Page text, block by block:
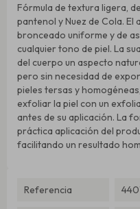
Fórmula de textura ligera,
pantenol y Nuez de Cola.
bronceado uniforme y de
cualquier tono de piel. La
del cuerpo un aspecto
pero sin necesidad de
pieles tersas y
exfoliar la piel con un
antes de su aplicación. La
práctica aplicación del
facilitando un resultado
Referencia